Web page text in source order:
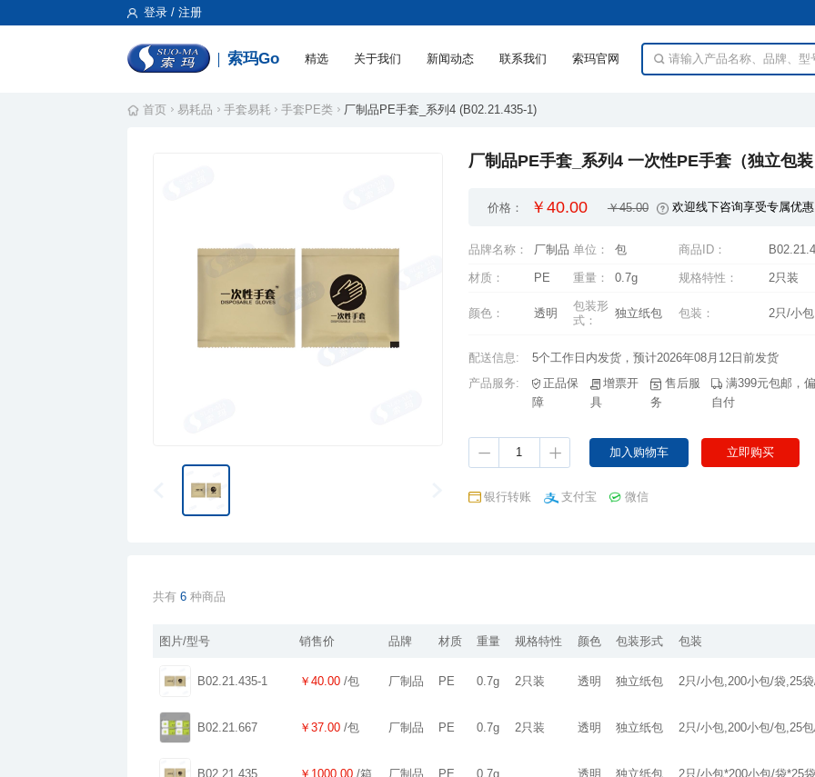
登录 / 注册
索玛Go 精选 关于我们 新闻动态 联系我们 索玛官网
首页 易耗品 手套易耗 手套PE类 厂制品PE手套_系列4 (B02.21.435-1)
厂制品PE手套_系列4 一次性PE手套（独立包
价格： ￥40.00 ￥45.00 欢迎线下咨询享受专属优惠
品牌名称： 厂制品 单位： 包 商品ID：
材质： PE 重量： 0.7g 规格特性： 2只装
颜色： 透明
式：
独立纸包 包装： 2只/小
配送信息:
5个工作日内发货，预计2026年08月12日前发货
产品服务:
障
具 务 自付
银行转账 支付宝 微信
共有 6 种商品
图片/型号 销售价 品牌 材质 重量 规格特性 颜色 包装形式 包装
B02.21.435-1 ￥40.00 /包 厂制品 PE 0.7g 2只装 透明 独立纸包 2只/小包,200小包/袋,25
B02.21.667 ￥37.00 /包 厂制品 PE 0.7g 2只装 透明 独立纸包 2只/小包,200小包/包,25
B02.21.435 ￥1000.00 /箱 厂制品 PE 0.7g 透明 独立纸包 2只/小包*200小包/袋*25